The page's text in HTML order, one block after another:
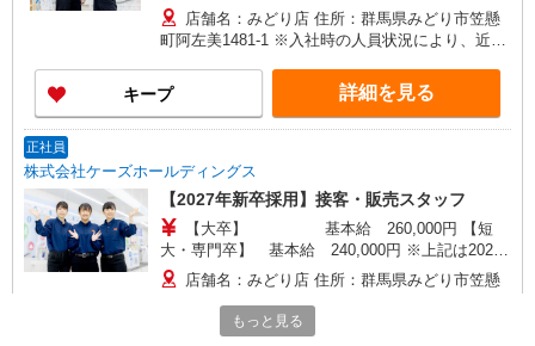
は2026年4月実績。 ※経験・年齢などを考慮し、
加給・優遇いたします。 ・各種手当 役職、通勤、
時間外、家族、目標達成、資格 等
店舗名：みどり店 住所：群馬県みどり市笠懸
町阿左美1481-1 ※入社時の人員状況により、近隣
社数年後は、関東全域（茨城県、東京都、千葉
県、埼玉県、神奈川県、栃木県、群馬県）及び山
梨県内での転居を伴う転勤があります。
キープ 詳細を見る
正社員
株式会社ケーズホールディングス
【2027年新卒採用】接客・販売スタッフ
【大卒】 基本給 260,000円 【短
大・専門卒】 基本給 240,000円 ※上記は2026
年4月実績。 ・各種手当 役職、通勤、時間外、家
族、目標達成、資格 等
※平
店舗名：みどり店 住所：群馬県みどり市笠懸
町阿左美1481-1 ※入社後は必ず、通勤圏内の店舗
へ配属 ※入社時の人員状況により、近隣の他店舗
もっと見る